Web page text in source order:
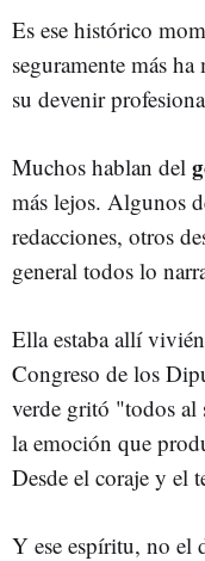
Es ese histórico
seguramente más
su devenir
Muchos hablan del
más lejos. Algunos
redacciones, otros
general todos lo
Ella estaba allí
Congreso de los
verde gritó "todos al
la emoción que
Desde el coraje y el
Y ese espíritu, no el